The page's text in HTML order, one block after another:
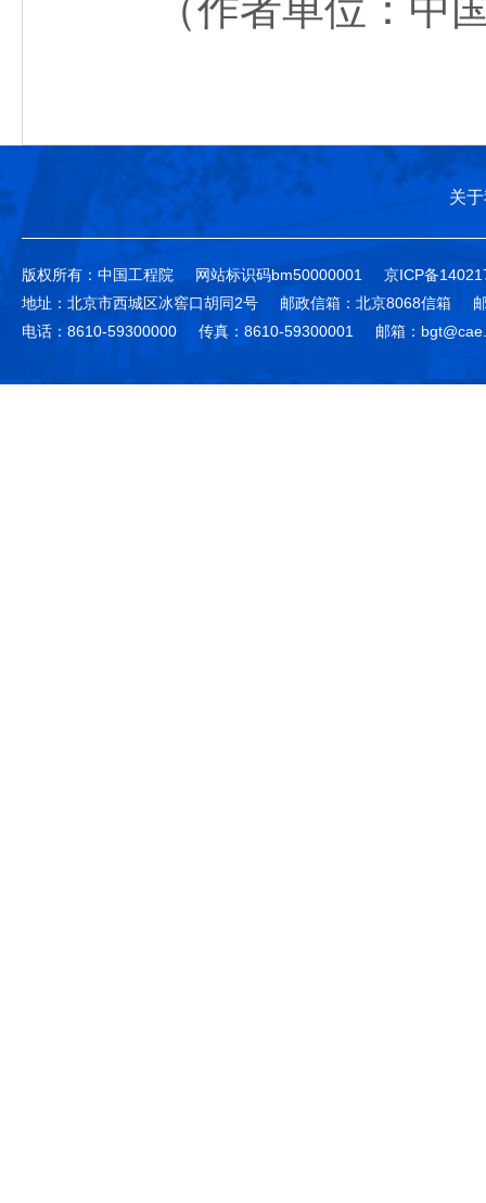
关
版权所有：中国工程院 网站标识码bm50000001
京ICP备
地址：北京市西城区冰窖口胡同2号
邮政信箱：北京8068信箱
电话：8610-59300000
传真：8610-59300001 邮箱：